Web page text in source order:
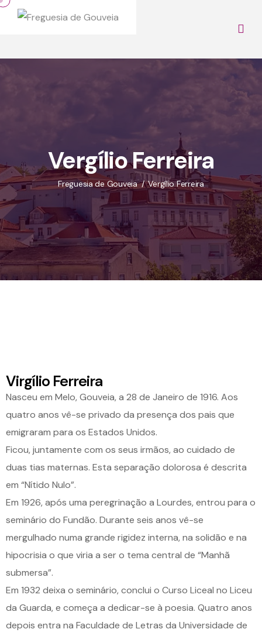
Vergílio Ferreira
Freguesia de Gouveia Vergílio Ferreira
Virgílio Ferreira
Nasceu em Melo, Gouveia, a 28 de Janeiro de 1916. Aos
quatro anos vê-se privado da presença dos pais que
emigraram para os Estados Unidos.
Ficou, juntamente com os seus irmãos, ao cuidado de
duas tias maternas. Esta separação dolorosa é descrita
em “Nítido Nulo”.
Em 1926, após uma peregrinação a Lourdes, entrou para o
seminário do Fundão. Durante seis anos vê-se
mergulhado numa grande rigidez interna, na solidão e na
hipocrisia o que viria a ser o tema central de “Manhã
submersa”.
Em 1932 deixa o seminário, conclui o Curso Liceal no Liceu
da Guarda, e começa a dedicar-se à poesia. Quatro anos
depois entra na Faculdade de Letras da Universidade de